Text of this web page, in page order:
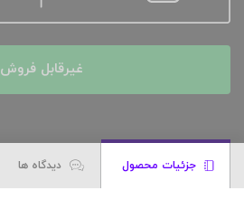
غیرقابل فروش
جزئیات محصول دیدگاه ها